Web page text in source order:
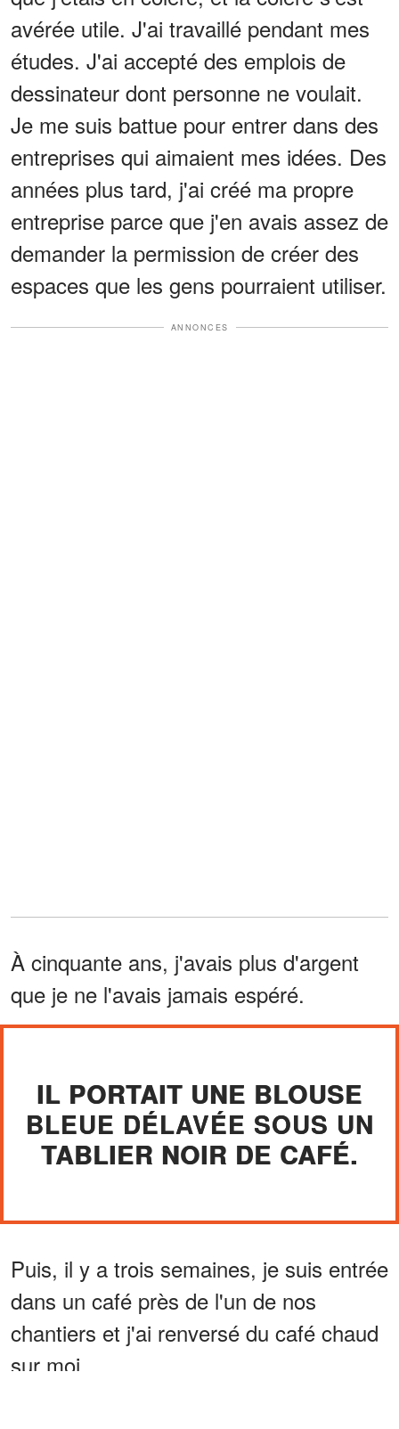
avérée utile. J'ai travaillé pendant mes
études. J'ai accepté des emplois de
dessinateur dont personne ne voulait.
Je me suis battue pour entrer dans des
entreprises qui aimaient mes idées. Des
années plus tard, j'ai créé ma propre
entreprise parce que j'en avais assez de
demander la permission de créer des
espaces que les gens pourraient utiliser.
ANNONCES
À cinquante ans, j'avais plus d'argent
que je ne l'avais jamais espéré.
IL PORTAIT UNE BLOUSE
BLEUE DÉLAVÉE SOUS UN
TABLIER NOIR DE CAFÉ.
Puis, il y a trois semaines, je suis entrée
dans un café près de l'un de nos
chantiers et j'ai renversé du café chaud
sur moi.